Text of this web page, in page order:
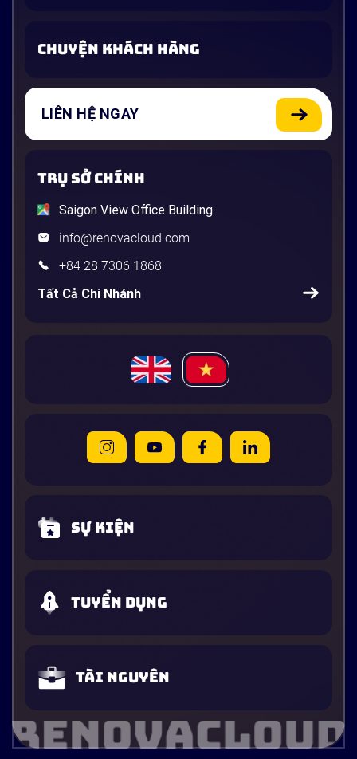
CHUYỆN KHÁCH HÀNG
LIÊN HỆ NGAY
TRỤ SỞ CHÍNH
Saigon View Office Building
info@renovacloud.com
+84 28 7306 1868
Tất Cả Chi Nhánh
Sự kiện
Tuyển dụng
Tài nguyên